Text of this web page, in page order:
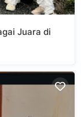
Juara di